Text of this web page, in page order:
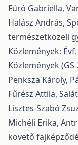
Fúró Gabriella,
Halász András,
természetközeli
Közlemények:
Közlemények
Penksza Károly,
Fűrész Attila,
Lisztes-Szabó
Michéli Erika,
követő